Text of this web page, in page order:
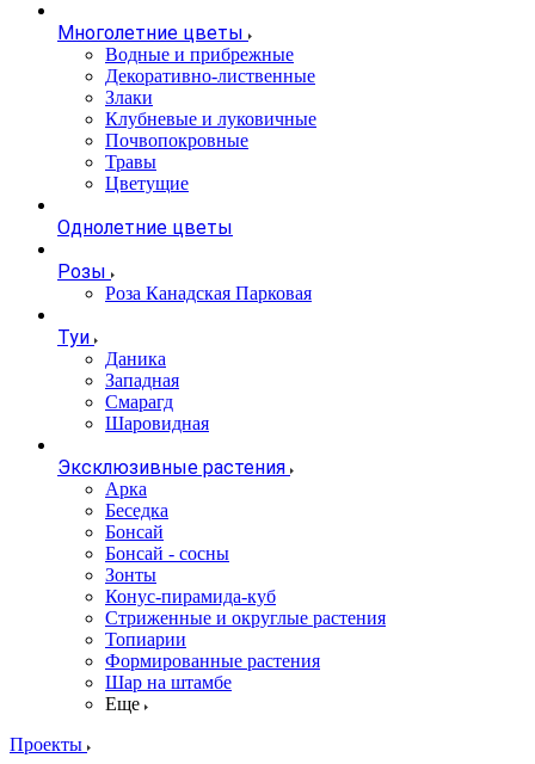
Многолетние цветы
Водные и прибрежные
Декоративно-лиственные
Злаки
Клубневые и луковичные
Почвопокровные
Травы
Цветущие
Однолетние цветы
Розы
Роза Канадская Парковая
Туи
Даника
Западная
Смарагд
Шаровидная
Эксклюзивные растения
Арка
Беседка
Бонсай
Бонсай - сосны
Зонты
Конус-пирамида-куб
Стриженные и округлые растения
Топиарии
Формированные растения
Шар на штамбе
Еще
Проекты